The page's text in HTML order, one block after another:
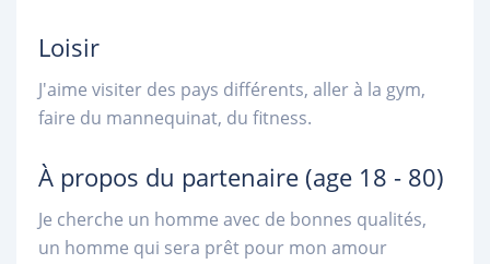
Loisir
J'aime visiter des pays différents, aller à la gym,
faire du mannequinat, du fitness.
À propos du partenaire (age 18 - 80)
Je cherche un homme avec de bonnes qualités,
un homme qui sera prêt pour mon amour